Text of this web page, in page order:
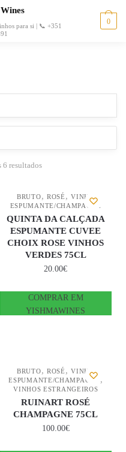
para si | 📞 +351
0
6 resultados
BRUTO, ROSÉ ,VINHO
ESPUMANTE/CHAMPAGNE
QUINTA DA CALÇADA
ESPUMANTE CUVEE
CHOIX ROSE VINHOS
VERDES 75CL
20.00€
COMPRAR EM
YISHMAWINES
BRUTO, ROSÉ ,VINHO
ESPUMANTE/CHAMPAGNE
,
VINHOS ESTRANGEIROS
RUINART ROSÉ
CHAMPAGNE 75CL
100.00€